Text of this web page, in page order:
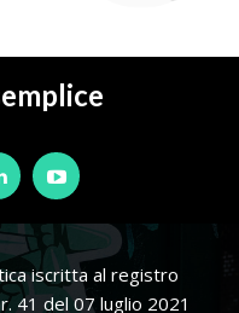
iscritta al registro
41 del 07 luglio 2021